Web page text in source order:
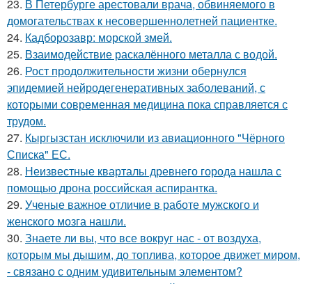
23. В Петербурге арестовали врача, обвиняемого в
домогательствах к несовершеннолетней пациентке.
24. Кадборозавр: морской змей.
25. Взаимодействие раскалённого металла с водой.
26. Рост продолжительности жизни обернулся
эпидемией нейродегенеративных заболеваний, с
которыми современная медицина пока справляется с
трудом.
27. Кыргызстан исключили из авиационного "Чёрного
Списка" ЕС.
28. Неизвестные кварталы древнего города нашла с
помощью дрона российская аспирантка.
29. Ученые важное отличие в работе мужского и
женского мозга нашли.
30. Знаете ли вы, что все вокруг нас - от воздуха,
которым мы дышим, до топлива, которое движет миром,
- связано с одним удивительным элементом?